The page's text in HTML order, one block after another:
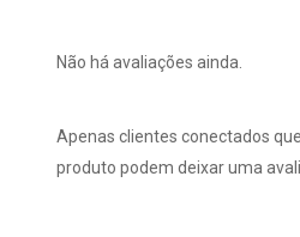
Não há avaliações ainda.
Apenas clientes conectados
produto podem deixar uma